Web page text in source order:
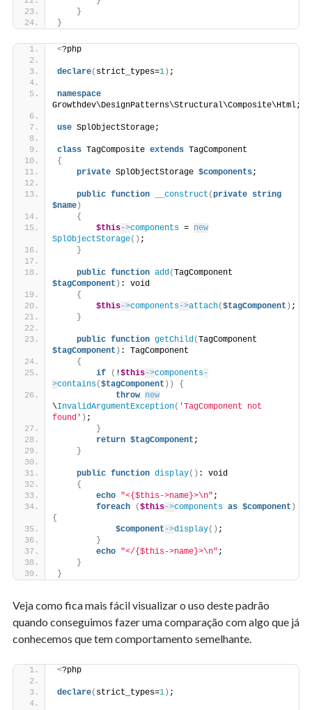
}
}
<?php
declare( strict_types=1) ;
namespace
Growthdev\DesignPatterns\Structural\Composite\Html;
use SplObjectStorage;
class TagComposite extends TagComponent
{
private SplObjectStorage $components;
public function __construct (private string
$name)
{
$this->components = new
SplObjectStorage() ;
}
public function add(
$tagComponent ) : void
{
$this->components->attach($tagComponent ) ;
}
public function getChild(
$tagComponent ) : TagComponent
{
if
( !$this->components-
>contains($tagComponent ))
{
throw new
\InvalidArgumentException( 'TagComponent not
found' ) ;
}
return $tagComponent ;
}
public function display() : void
{
echo "<{$this->name}>\n" ;
foreach
($this->components as $component )
{
$component ->display() ;
}
echo "</{$this->name}>\n" ;
}
}
Veja como fica mais fácil visualizar o uso deste padrão
quando conseguimos fazer uma comparação com algo que já
conhecemos que tem comportamento semelhante.
<?php
declare( strict_types=1) ;